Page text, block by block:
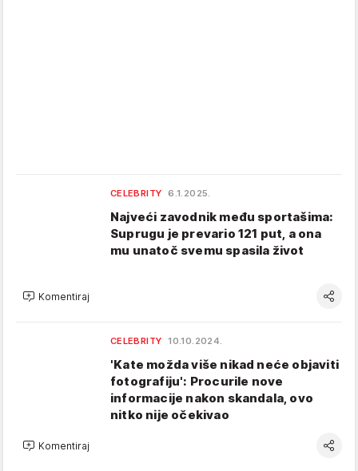
CELEBRITY 6.1.2025.
Najveći zavodnik među sportašima:
Suprugu je prevario 121 put, a ona
mu unatoč svemu spasila život
Komentiraj
CELEBRITY 10.10.2024.
'Kate možda više nikad neće objaviti
fotografiju': Procurile nove
informacije nakon skandala, ovo
nitko nije očekivao
Komentiraj